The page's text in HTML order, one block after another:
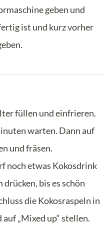
geben und
ist und kurz vorher
füllen und einfrieren.
warten. Dann auf
und fräsen.
noch etwas Kokosdrink
drücken, bis es schön
die Kokosraspeln in
„Mixed up“ stellen.